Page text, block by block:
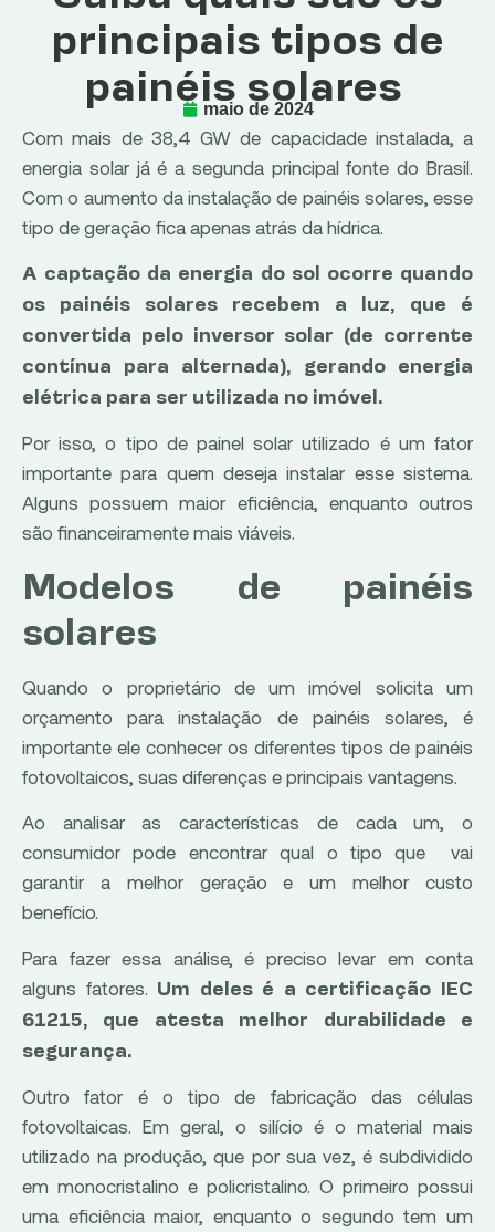
principais tipos de
painéis solares
maio de 2024
Com mais de 38,4 GW de capacidade instalada, a
energia solar já é a segunda principal fonte do Brasil.
Com o aumento da instalação de painéis solares, esse
tipo de geração fica apenas atrás da hídrica.
A captação da energia do sol ocorre quando
os painéis solares recebem a luz, que é
convertida pelo inversor solar (de corrente
contínua para alternada), gerando energia
elétrica para ser utilizada no imóvel.
Por isso, o tipo de painel solar utilizado é um fator
importante para quem deseja instalar esse sistema.
Alguns possuem maior eficiência, enquanto outros
são financeiramente mais viáveis.
Modelos de painéis
solares
Quando o proprietário de um imóvel solicita um
orçamento para instalação de painéis solares, é
importante ele conhecer os diferentes tipos de painéis
fotovoltaicos, suas diferenças e principais vantagens.
Ao analisar as características de cada um, o
consumidor pode encontrar qual o tipo que vai
garantir a melhor geração e um melhor custo
benefício.
Para fazer essa análise, é preciso levar em conta
alguns fatores. Um deles é a certificação IEC
61215, que atesta melhor durabilidade e
segurança.
Outro fator é o tipo de fabricação das células
fotovoltaicas. Em geral, o silício é o material mais
utilizado na produção, que por sua vez, é subdividido
em monocristalino e policristalino. O primeiro possui
uma eficiência maior, enquanto o segundo tem um